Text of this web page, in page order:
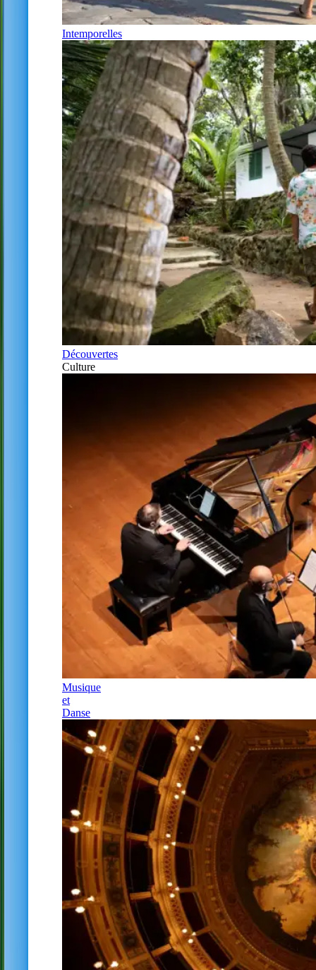
Intemporelles
Découvertes
Culture
Musique
et
Danse